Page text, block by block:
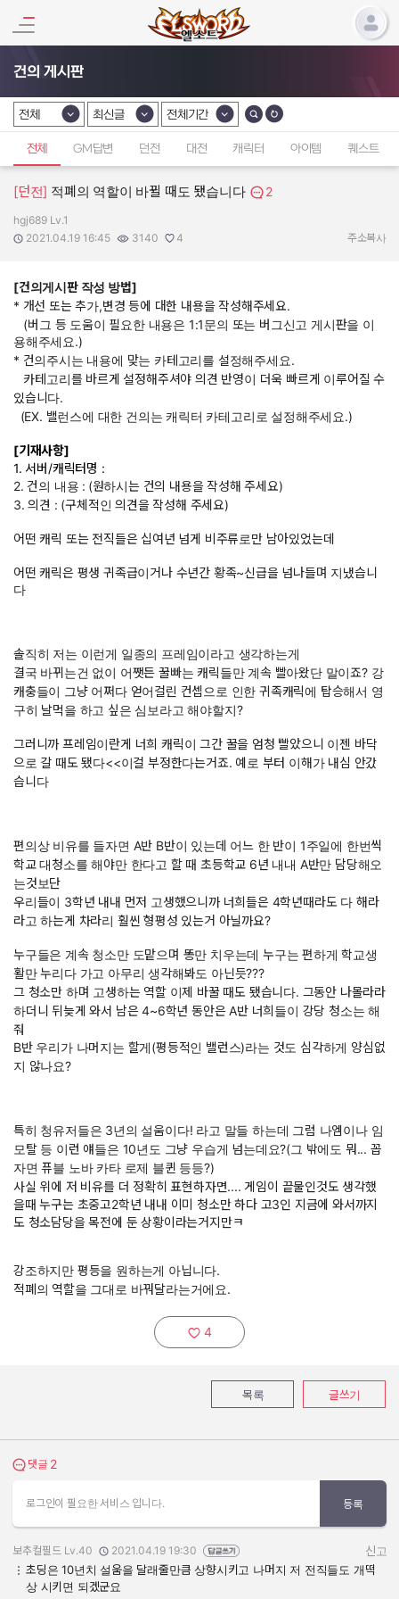
건의 게시판
카테고리 선택
전체
카테고리 선택
최신글
카테고리 선택
전체기간
전체 GM답변 던전 대전 캐릭터 아이템 퀘스트
[던전] 적폐의 역할이 바뀔 때도 됐습니다 2
작성자:
hgj689 Lv.1
작성일:
2021.04.19 16:45
조회수:
3140
추천수:
4 주소복사
[건의게시판 작성 방법]
* 개선 또는 추가,변경 등에 대한 내용을 작성해주세요.
(버그 등 도움이 필요한 내용은 1:1문의 또는 버그신고 게시판을 이
용해주세요.)
* 건의주시는 내용에 맞는 카테고리를 설정해주세요.
카테고리를 바르게 설정해주셔야 의견 반영이 더욱 빠르게 이루어질 수
있습니다.
(EX. 밸런스에 대한 건의는 캐릭터 카테고리로 설정해주세요.)
[기재사항]
1. 서버/캐릭터명 :
2. 건의 내용 : (원하시는 건의 내용을 작성해 주세요)
3. 의견 : (구체적인 의견을 작성해 주세요)
어떤 캐릭 또는 전직들은 십여년 넘게 비주류로만 남아있었는데
어떤 캐릭은 평생 귀족급이거나 수년간 황족~신급을 넘나들며 지냈습니
다
솔직히 저는 이런게 일종의 프레임이라고 생각하는게
결국 바뀌는건 없이 어쨋든 꿀빠는 캐릭들만 계속 빨아왔단 말이죠? 강
캐충들이 그냥 어쩌다 얻어걸린 컨셉으로 인한 귀족캐릭에 탑승해서 영
구히 날먹을 하고 싶은 심보라고 해야할지?
그러니까 프레임이란게 너희 캐릭이 그간 꿀을 엄청 빨았으니 이젠 바닥
으로 갈 때도 됐다<<이걸 부정한다는거죠. 예로 부터 이해가 내심 안갔
습니다
편의상 비유를 들자면 A반 B반이 있는데 어느 한 반이 1주일에 한번씩
학교 대청소를 해야만 한다고 할 때 초등학교 6년 내내 A반만 담당해오
는것보단
우리들이 3학년 내내 먼저 고생했으니까 너희들은 4학년때라도 다 해라
라고 하는게 차라리 훨씬 형평성 있는거 아닐까요?
누구들은 계속 청소만 도맡으며 똥만 치우는데 누구는 편하게 학교생
활만 누리다 가고 아무리 생각해봐도 아닌듯???
그 청소만 하며 고생하는 역할 이제 바꿀 때도 됐습니다. 그동안 나몰라라
하더니 뒤늦게 와서 남은 4~6학년 동안은 A반 너희들이 강당 청소는 해
줘
B반 우리가 나머지는 할게(평등적인 밸런스)라는 것도 심각하게 양심없
지 않나요?
특히 청유저들은 3년의 설움이다! 라고 말들 하는데 그럼 나엠이나 임
모탈 등 이런 얘들은 10년도 그냥 우습게 넘는데요?(그 밖에도 뭐... 꼽
자면 퓨블 노바 카타 로제 블퀸 등등?)
사실 위에 저 비유를 더 정확히 표현하자면.... 게임이 끝물인것도 생각했
을때 누구는 초중고2학년 내내 이미 청소만 하다 고3인 지금에 와서까지
도 청소담당을 목전에 둔 상황이라는거지만ㅋ
강조하지만 평등을 원하는게 아닙니다.
적폐의 역할을 그대로 바꿔달라는거에요.
추천하기:
4
목록 글쓰기
댓글 보기
댓글 2
로그인이 필요한 서비스 입니다. 등록
작성자:
보추컬필드 Lv.40
작성일:
2021.04.19 19:30
신고
초딩은 10년치 설움을 달래줄만큼 상향시키고 나머지 저 전직들도 개떡
상 시키면 되겠군요